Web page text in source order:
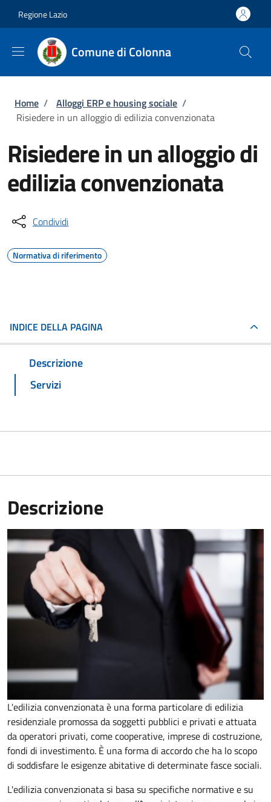
Regione Lazio
Comune di Colonna
Briciole di pane
Home / Alloggi ERP e housing sociale /
Risiedere in un alloggio di edilizia convenzionata
Risiedere in un alloggio di
edilizia convenzionata
Condividi
Normativa di riferimento
INDICE DELLA PAGINA
Descrizione
Servizi
Descrizione
L'edilizia convenzionata è una forma particolare di edilizia
residenziale promossa da soggetti pubblici e privati e attuata
da operatori privati, come cooperative, imprese di costruzione,
fondi di investimento. È una forma di accordo che ha lo scopo
di soddisfare le esigenze abitative di determinate fasce sociali.
L'edilizia convenzionata si basa su specifiche normative e su